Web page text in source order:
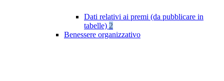
Dati relativi ai premi (da pubblicare in
tabelle) 2
Benessere organizzativo